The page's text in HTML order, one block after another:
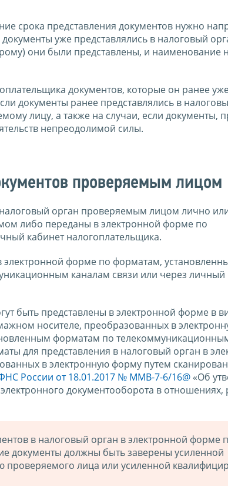
срока представления документов нужно
уже представлялись в налоговый
они были представлены, и наименование
документов, которые он ранее
документы ранее представлялись в
лицу, а также на случаи, если документы,
непреодолимой силы.
проверяемым лицом
орган проверяемым лицом лично
либо переданы в электронной форме по
кабинет налогоплательщика.
электронной форме по форматам,
каналам связи или через личный
быть представлены в электронной форме в
носителе, преобразованных в
форматам по
для представления в налоговый орган в
в электронную форму путем
России от 18.01.2017 № ММВ-7-6/16@ «Об
документооборота в отношениях,
в налоговый орган в электронной форме
документы должны быть заверены усиленной
лица или усиленной